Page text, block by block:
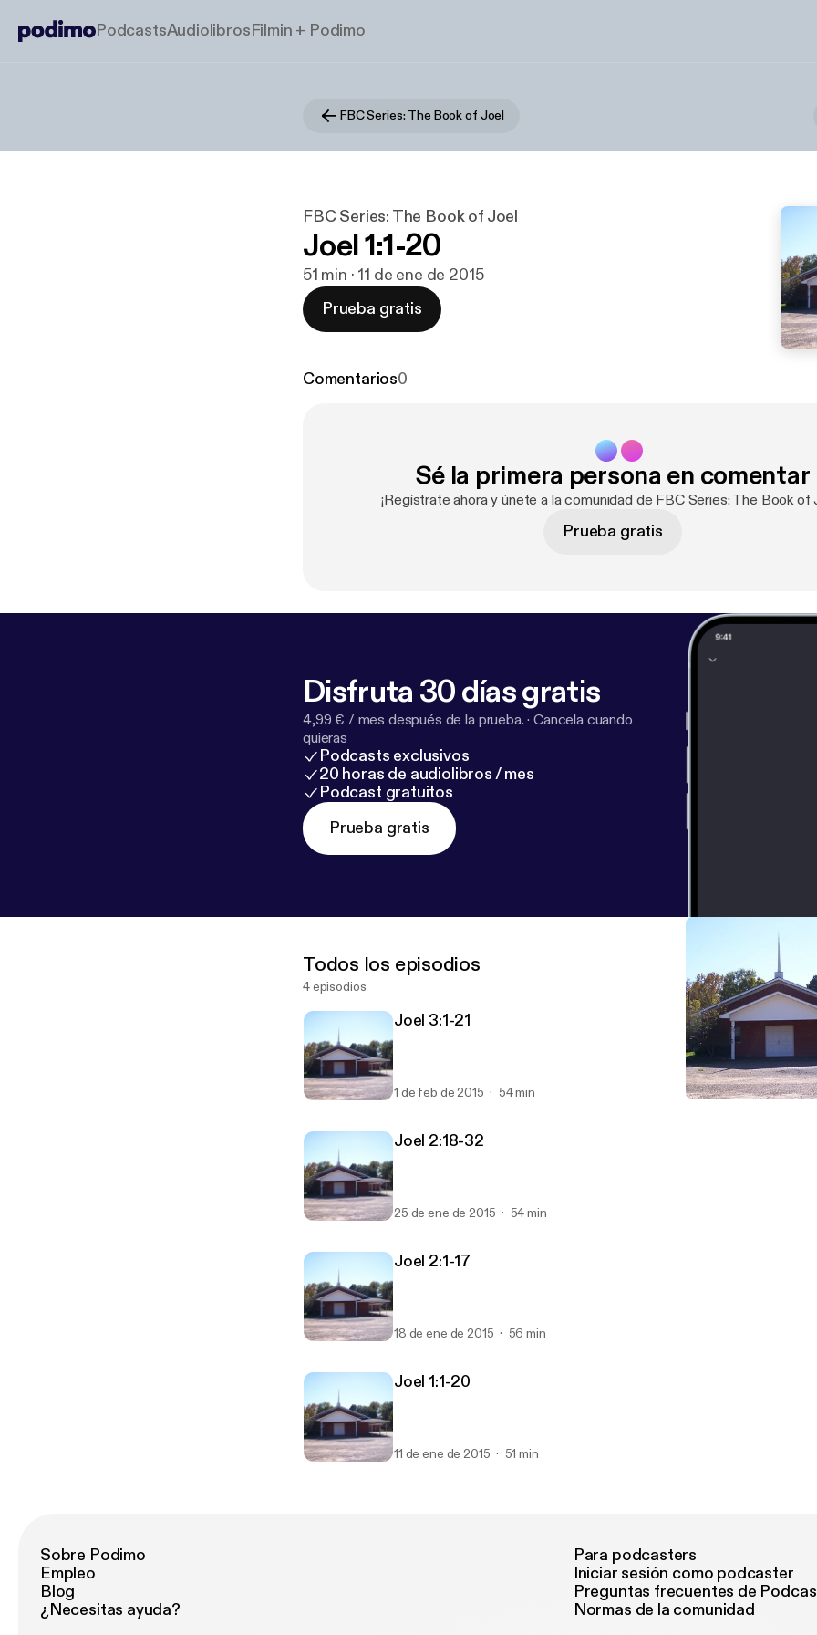
PodcastsAudiolibrosFilmin + Podimo
FBC Series: The Book of Joel
FBC Series: The Book of Joel
Joel 1:1-20
51 min · 11 de ene de 2015
Prueba gratis
Comentarios0
Sé la primera persona en comentar
¡Regístrate ahora y únete a la comunidad de FBC Series: The Book of
Prueba gratis
Disfruta 30 días gratis
4,99 € / mes después de la prueba. ·Cancela cuando
quieras
Podcasts exclusivos
20 horas de audiolibros / mes
Podcast gratuitos
Prueba gratis
Todos los episodios
4 episodios
Joel 3:1-21
1 de feb de 2015 54 min
Joel 2:18-32
25 de ene de 2015 54 min
Joel 2:1-17
18 de ene de 2015 56 min
Joel 1:1-20
11 de ene de 2015 51 min
Sobre Podimo
Empleo
Blog
¿Necesitas ayuda?
Para podcasters
Iniciar sesión como podcaster
Preguntas frecuentes de
Normas de la comunidad